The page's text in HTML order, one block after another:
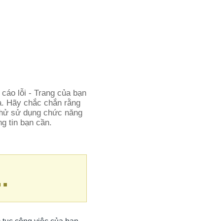
lỗi - Trang của bạn
Hãy chắc chắn rằng
sử dụng chức năng
tin bạn cần.